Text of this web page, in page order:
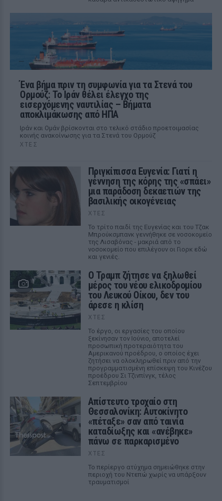
Ένα βήμα πριν τη συμφωνία για τα Στενά του
Ορμούζ: Το Ιράν θέλει έλεγχο της
εισερχόμενης ναυτιλίας – Βήματα
αποκλιμάκωσης από ΗΠΑ
Ιράν και Ομάν βρίσκονται στο τελικό στάδιο προετοιμασίας
κοινής ανακοίνωσης για τα Στενά του Ορμούζ
ΧΤΕΣ
Πριγκίπισσα Ευγενία: Γιατί η
γέννηση της κόρης της «σπάει»
μια παράδοση δεκαετιών της
βασιλικής οικογένειας
ΧΤΕΣ
Το τρίτο παιδί της Ευγενίας και του Τζακ
Μπρούκσμπανκ γεννήθηκε σε νοσοκομείο
της Λισαβόνας - μακριά από το
νοσοκομείο που επιλέγουν οι Γιορκ εδώ
και γενιές.
Ο Τραμπ ζήτησε να ξηλωθεί
μέρος του νέου ελικοδρομίου
του Λευκού Οίκου, δεν του
άρεσε η κλίση
ΧΤΕΣ
Το έργο, οι εργασίες του οποίου
ξεκίνησαν τον Ιούνιο, αποτελεί
προσωπική προτεραιότητα του
Αμερικανού προέδρου, ο οποίος έχει
ζητήσει να ολοκληρωθεί πριν από την
προγραμματισμένη επίσκεψη του Κινέζου
προέδρου Σι Τζινπίνγκ, τέλος
Σεπτεμβρίου
Απίστευτο τροχαίο στη
Θεσσαλονίκη: Αυτοκίνητο
«πέταξε» σαν από ταινία
καταδίωξης και «ανέβηκε»
πάνω σε παρκαρισμένο
ΧΤΕΣ
Το περίεργο ατύχημα σημειώθηκε στην
περιοχή του Ντεπώ χωρίς να υπάρξουν
τραυματισμοί